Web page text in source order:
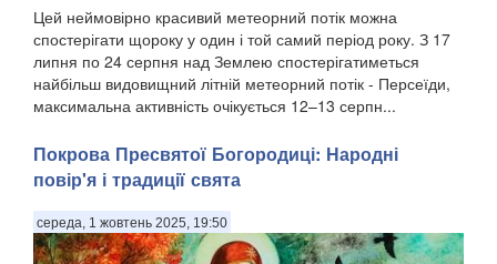
Цей неймовірно красивий метеорний потік можна
спостерігати щороку у один і той самий період року. З 17
липня по 24 серпня над Землею спостерігатиметься
найбільш видовищний літній метеорний потік - Персеїди,
максимальна активність очікується 12–13 серпн...
Покрова Пресвятої Богородиці: Народні
повір'я і традиції свята
середа, 1 жовтень 2025, 19:50